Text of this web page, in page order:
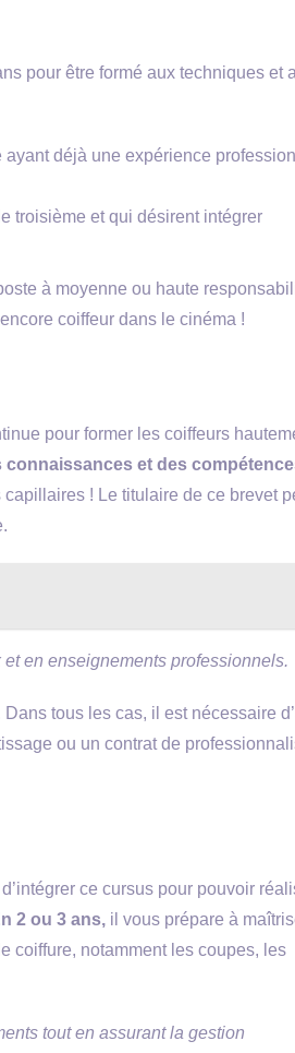
pour être formé aux techniques et
déjà une expérience
troisième et qui désirent intégrer
à moyenne ou haute
coiffeur dans le cinéma !
pour former les coiffeurs
connaissances et des
! Le titulaire de ce brevet
en enseignements professionnels.
tous les cas, il est nécessaire
ou un contrat de
ce cursus pour pouvoir
2 ou 3 ans, il vous prépare à
coiffure, notamment les coupes, les
tout en assurant la gestion